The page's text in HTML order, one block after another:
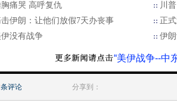
痛哭 高呼复仇
川
伊朗：让他们放假7天办丧事
正
没有战争
伊
“美伊战争--中
条评论 分享到：